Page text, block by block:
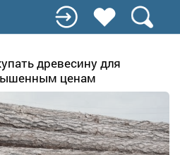
древесину для
ценам